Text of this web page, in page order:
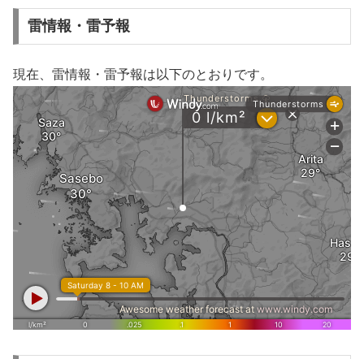
雷情報・雷予報
現在、雷情報・雷予報は以下のとおりです。